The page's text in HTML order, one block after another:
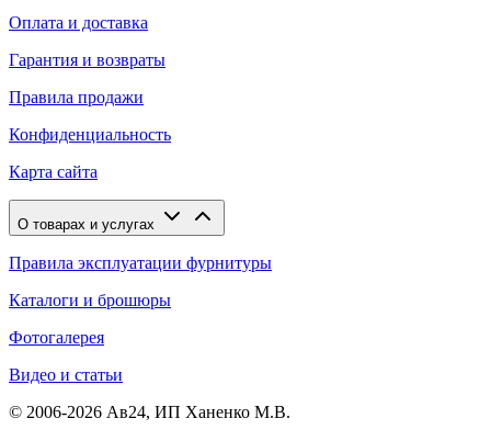
Оплата и доставка
Гарантия и возвраты
Правила продажи
Конфиденциальность
Карта сайта
О товарах и услугах
Правила эксплуатации фурнитуры
Каталоги и брошюры
Фотогалерея
Видео и статьи
© 2006-2026 Ав24, ИП Ханенко М.В.